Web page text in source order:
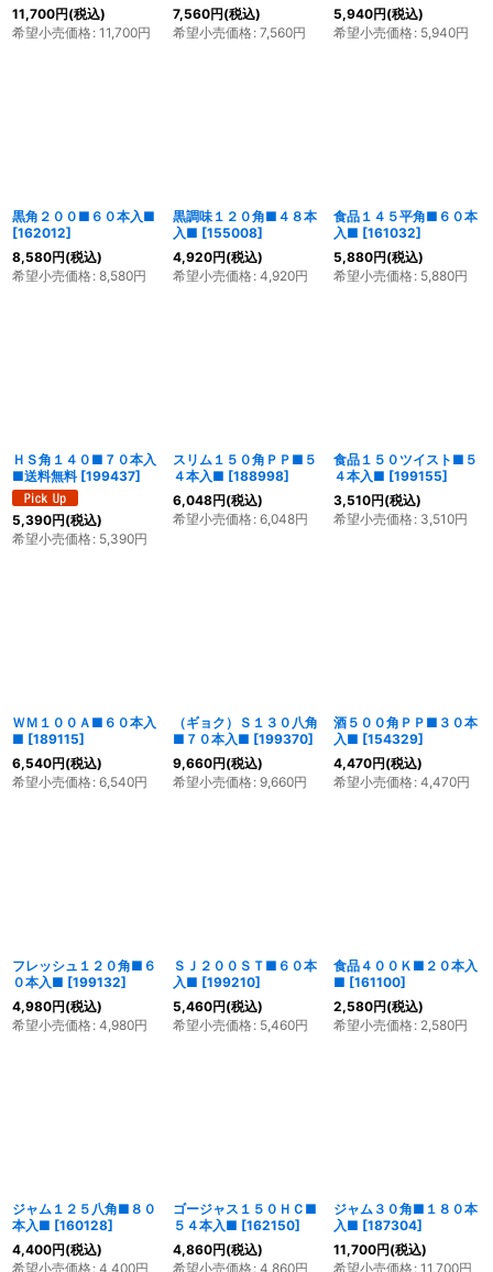
11,700円(税込)
希望小売価格: 11,700円
7,560円(税込)
希望小売価格: 7,560円
5,940円(税込)
希望小売価格: 5,940円
黒角２００■６０本入■
[162012]
8,580円(税込)
希望小売価格: 8,580円
黒調味１２０角■４８本
入■ [155008]
4,920円(税込)
希望小売価格: 4,920円
食品１４５平角■６０本
入■ [161032]
5,880円(税込)
希望小売価格: 5,880円
ＨＳ角１４０■７０本入
■送料無料 [199437]
5,390円(税込)
希望小売価格: 5,390円
スリム１５０角ＰＰ■５
４本入■ [188998]
6,048円(税込)
希望小売価格: 6,048円
食品１５０ツイスト■５
４本入■ [199155]
3,510円(税込)
希望小売価格: 3,510円
ＷＭ１００Ａ■６０本入
■ [189115]
6,540円(税込)
希望小売価格: 6,540円
（ギョク）Ｓ１３０八角
■７０本入■ [199370]
9,660円(税込)
希望小売価格: 9,660円
酒５００角ＰＰ■３０本
入■ [154329]
4,470円(税込)
希望小売価格: 4,470円
フレッシュ１２０角■６
０本入■ [199132]
4,980円(税込)
希望小売価格: 4,980円
ＳＪ２００ＳＴ■６０本
入■ [199210]
5,460円(税込)
希望小売価格: 5,460円
食品４００Ｋ■２０本入
■ [161100]
2,580円(税込)
希望小売価格: 2,580円
ジャム１２５八角■８０
本入■ [160128]
4,400円(税込)
希望小売価格: 4,400円
ゴージャス１５０ＨＣ■
５４本入■ [162150]
4,860円(税込)
希望小売価格: 4,860円
ジャム３０角■１８０本
入■ [187304]
11,700円(税込)
希望小売価格: 11,700円